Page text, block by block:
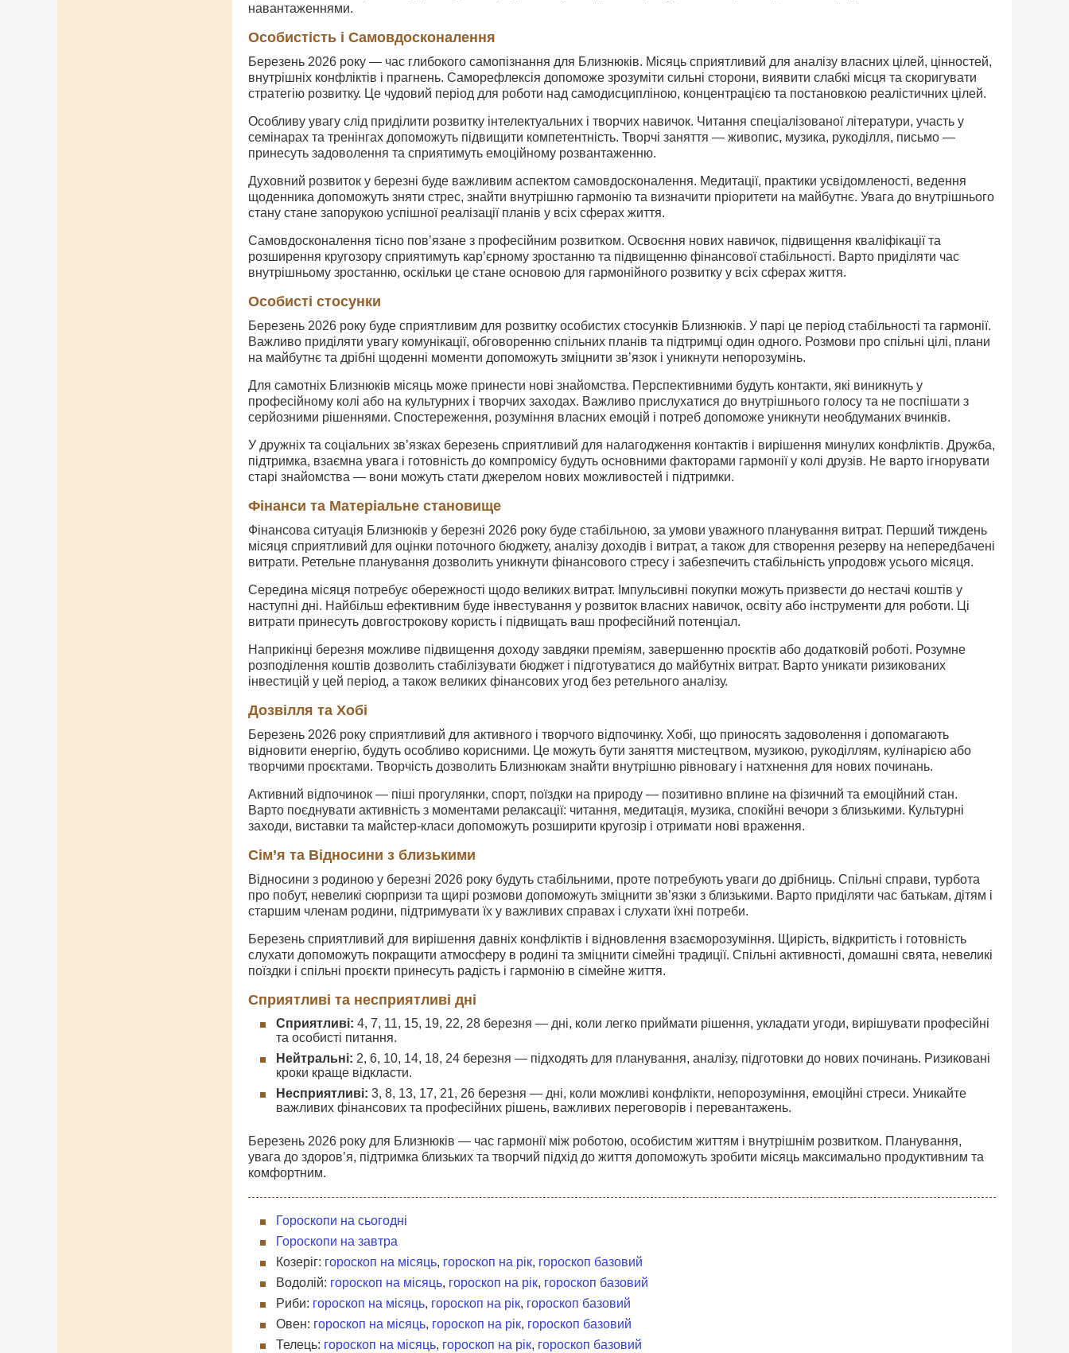
навантаженнями.
Особистість і Самовдосконалення
Березень 2026 року — час глибокого самопізнання для Близнюків. Місяць сприятливий для аналізу власних цілей, цінностей,
внутрішніх конфліктів і прагнень. Саморефлексія допоможе зрозуміти сильні сторони, виявити слабкі місця та скоригувати
стратегію розвитку. Це чудовий період для роботи над самодисципліною, концентрацією та постановкою реалістичних цілей.
Особливу увагу слід приділити розвитку інтелектуальних і творчих навичок. Читання спеціалізованої літератури, участь у
семінарах та тренінгах допоможуть підвищити компетентність. Творчі заняття — живопис, музика, рукоділля, письмо —
принесуть задоволення та сприятимуть емоційному розвантаженню.
Духовний розвиток у березні буде важливим аспектом самовдосконалення. Медитації, практики усвідомленості, ведення
щоденника допоможуть зняти стрес, знайти внутрішню гармонію та визначити пріоритети на майбутнє. Увага до внутрішнього
стану стане запорукою успішної реалізації планів у всіх сферах життя.
Самовдосконалення тісно пов’язане з професійним розвитком. Освоєння нових навичок, підвищення кваліфікації та
розширення кругозору сприятимуть кар’єрному зростанню та підвищенню фінансової стабільності. Варто приділяти час
внутрішньому зростанню, оскільки це стане основою для гармонійного розвитку у всіх сферах життя.
Особисті стосунки
Березень 2026 року буде сприятливим для розвитку особистих стосунків Близнюків. У парі це період стабільності та гармонії.
Важливо приділяти увагу комунікації, обговоренню спільних планів та підтримці один одного. Розмови про спільні цілі, плани
на майбутнє та дрібні щоденні моменти допоможуть зміцнити зв’язок і уникнути непорозумінь.
Для самотніх Близнюків місяць може принести нові знайомства. Перспективними будуть контакти, які виникнуть у
професійному колі або на культурних і творчих заходах. Важливо прислухатися до внутрішнього голосу та не поспішати з
серйозними рішеннями. Спостереження, розуміння власних емоцій і потреб допоможе уникнути необдуманих вчинків.
У дружніх та соціальних зв’язках березень сприятливий для налагодження контактів і вирішення минулих конфліктів. Дружба,
підтримка, взаємна увага і готовність до компромісу будуть основними факторами гармонії у колі друзів. Не варто ігнорувати
старі знайомства — вони можуть стати джерелом нових можливостей і підтримки.
Фінанси та Матеріальне становище
Фінансова ситуація Близнюків у березні 2026 року буде стабільною, за умови уважного планування витрат. Перший тиждень
місяця сприятливий для оцінки поточного бюджету, аналізу доходів і витрат, а також для створення резерву на непередбачені
витрати. Ретельне планування дозволить уникнути фінансового стресу і забезпечить стабільність упродовж усього місяця.
Середина місяця потребує обережності щодо великих витрат. Імпульсивні покупки можуть призвести до нестачі коштів у
наступні дні. Найбільш ефективним буде інвестування у розвиток власних навичок, освіту або інструменти для роботи. Ці
витрати принесуть довгострокову користь і підвищать ваш професійний потенціал.
Наприкінці березня можливе підвищення доходу завдяки преміям, завершенню проєктів або додатковій роботі. Розумне
розподілення коштів дозволить стабілізувати бюджет і підготуватися до майбутніх витрат. Варто уникати ризикованих
інвестицій у цей період, а також великих фінансових угод без ретельного аналізу.
Дозвілля та Хобі
Березень 2026 року сприятливий для активного і творчого відпочинку. Хобі, що приносять задоволення і допомагають
відновити енергію, будуть особливо корисними. Це можуть бути заняття мистецтвом, музикою, рукоділлям, кулінарією або
творчими проєктами. Творчість дозволить Близнюкам знайти внутрішню рівновагу і натхнення для нових починань.
Активний відпочинок — піші прогулянки, спорт, поїздки на природу — позитивно вплине на фізичний та емоційний стан.
Варто поєднувати активність з моментами релаксації: читання, медитація, музика, спокійні вечори з близькими. Культурні
заходи, виставки та майстер-класи допоможуть розширити кругозір і отримати нові враження.
Сім’я та Відносини з близькими
Відносини з родиною у березні 2026 року будуть стабільними, проте потребують уваги до дрібниць. Спільні справи, турбота
про побут, невеликі сюрпризи та щирі розмови допоможуть зміцнити зв’язки з близькими. Варто приділяти час батькам, дітям і
старшим членам родини, підтримувати їх у важливих справах і слухати їхні потреби.
Березень сприятливий для вирішення давніх конфліктів і відновлення взаєморозуміння. Щирість, відкритість і готовність
слухати допоможуть покращити атмосферу в родині та зміцнити сімейні традиції. Спільні активності, домашні свята, невеликі
поїздки і спільні проєкти принесуть радість і гармонію в сімейне життя.
Сприятливі та несприятливі дні
Сприятливі: 4, 7, 11, 15, 19, 22, 28 березня — дні, коли легко приймати рішення, укладати угоди, вирішувати професійні
та особисті питання.
Нейтральні: 2, 6, 10, 14, 18, 24 березня — підходять для планування, аналізу, підготовки до нових починань. Ризиковані
кроки краще відкласти.
Несприятливі: 3, 8, 13, 17, 21, 26 березня — дні, коли можливі конфлікти, непорозуміння, емоційні стреси. Уникайте
важливих фінансових та професійних рішень, важливих переговорів і перевантажень.
Березень 2026 року для Близнюків — час гармонії між роботою, особистим життям і внутрішнім розвитком. Планування,
увага до здоров’я, підтримка близьких та творчий підхід до життя допоможуть зробити місяць максимально продуктивним та
комфортним.
Гороскопи на сьогодні
Гороскопи на завтра
Козеріг: гороскоп на місяць, гороскоп на рік, гороскоп базовий
Водолій: гороскоп на місяць, гороскоп на рік, гороскоп базовий
Риби: гороскоп на місяць, гороскоп на рік, гороскоп базовий
Овен: гороскоп на місяць, гороскоп на рік, гороскоп базовий
Телець: гороскоп на місяць, гороскоп на рік, гороскоп базовий